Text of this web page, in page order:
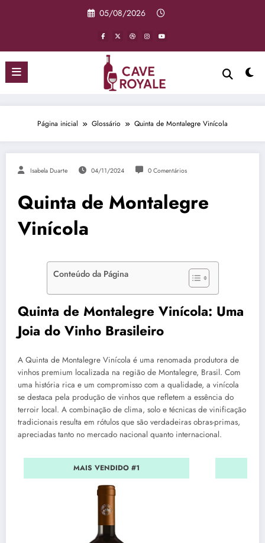
05/08/2026
Página inicial Glossário Quinta de Montalegre Vinícola
Isabela Duarte 04/11/2024 0 Comentários
Quinta de Montalegre
Vinícola
Conteúdo da Página
Quinta de Montalegre Vinícola: Uma
Joia do Vinho Brasileiro
A Quinta de Montalegre Vinícola é uma renomada produtora de
vinhos premium localizada na região de Montalegre, Brasil. Com
uma história rica e um compromisso com a qualidade, a vinícola
se destaca pela produção de vinhos que refletem a essência do
terroir local. A combinação de clima, solo e técnicas de vinificação
tradicionais resulta em rótulos que são verdadeiras obras-primas,
apreciadas tanto no mercado nacional quanto internacional.
MAIS VENDIDO #1